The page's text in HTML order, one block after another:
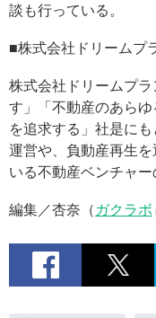
談も行っている。
■株式会社ドリームプ
株式会社ドリームプ
す」「不動産のあら
を追求する」社是に
運営や、負動産再生
いる不動産ベンチャー
編集／杏奈（ ガクラボ